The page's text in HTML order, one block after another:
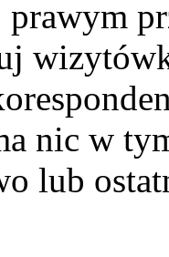
prawym
nic w
lub